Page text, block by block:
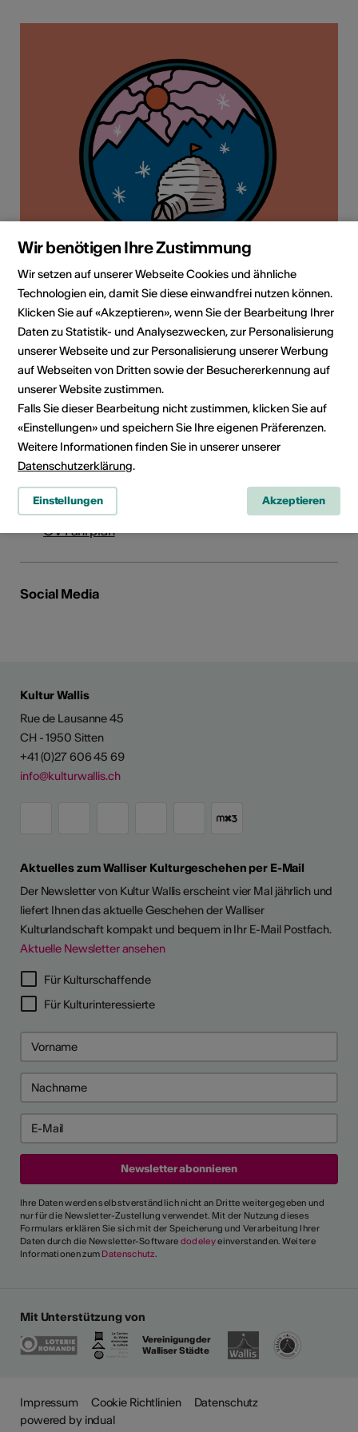
Institution / Organisation
Le Cirque - St-Luc/Chandolin
Route du Funiculaire 93
93
3961 St-Luc
E-Mail
Webseite
Route planen
ÖV Fahrplan
Social Media
Kultur Wallis
Rue de Lausanne 45
CH - 1950 Sitten
+41 (0)27 606 45 69
info@kulturwallis.ch
Aktuelles zum Walliser Kulturgeschehen per E-Mail
Der Newsletter von Kultur Wallis erscheint vier Mal jährlich und
liefert Ihnen das aktuelle Geschehen der Walliser
Kulturlandschaft kompakt und bequem in Ihr E-Mail Postfach.
Aktuelle Newsletter ansehen
Für Kulturschaffende
Für Kulturinteressierte
Ihre Daten werden selbstverständlich nicht an Dritte weitergegeben und
nur für die Newsletter-Zustellung verwendet. Mit der Nutzung dieses
Formulars erklären Sie sich mit der Speicherung und Verarbeitung Ihrer
Daten durch die Newsletter-Software dodeleyeinverstanden. Weitere
Informationen zum Datenschutz.
Mit Unterstützung von
Vereinigung der
Walliser Städte
Impressum Cookie Richtlinien
Datenschutz
powered by indual
Wir benötigen Ihre Zustimmung
Wir setzen auf unserer Webseite Cookies und ähnliche
Technologien ein, damit Sie diese einwandfrei nutzen können.
Klicken Sie auf «Akzeptieren», wenn Sie der Bearbeitung Ihrer
Daten zu Statistik- und Analysezwecken, zur Personalisierung
unserer Webseite und zur Personalisierung unserer Werbung
auf Webseiten von Dritten sowie der Besuchererkennung auf
unserer Website zustimmen.
Falls Sie dieser Bearbeitung nicht zustimmen, klicken Sie auf
«Einstellungen» und speichern Sie Ihre eigenen Präferenzen.
Weitere Informationen finden Sie in unserer unserer
Datenschutzerklärung.
Einstellungen Akzeptieren